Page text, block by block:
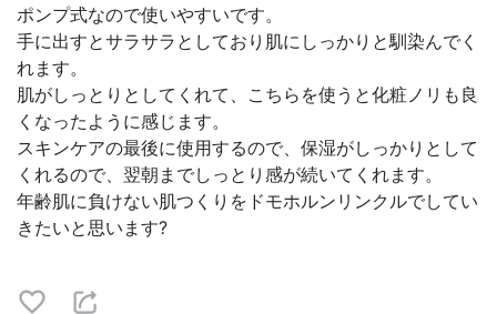
ポンプ式なので使いやすいです。
手に出すとサラサラとしており肌にしっかりと馴染んでく
れます。
肌がしっとりとしてくれて、こちらを使うと化粧ノリも良
くなったように感じます。
スキンケアの最後に使用するので、保湿がしっかりとして
くれるので、翌朝までしっとり感が続いてくれます。
年齢肌に負けない肌つくりをドモホルンリンクルでしてい
きたいと思います?